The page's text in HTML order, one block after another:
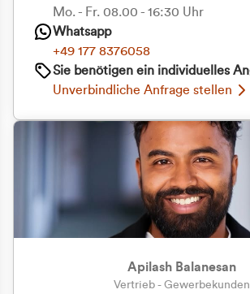
Mo. - Fr. 08.00 - 16:30 Uhr
Whatsapp
+49 177 8376058
Sie benötigen ein individuelles
Unverbindliche Anfrage stellen
Apilash Balanesan
Vertrieb - Gewerbekunden